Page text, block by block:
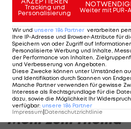
eingestanden.
Der legendäre Durchmarsch des
Wacker Tirol I #Zwarakonferenz
Zwarakonferenz
Mehr zum Thema
Tracking und
Personalisierung
Weiter mit PUR-
Wir und unsere 186 Partner verarbeiten
Ihre IP-Adresse und Browser-Attribute für
Speichern von oder Zugriff auf
Personalisierte Werbung und Inhalte,
der Performance von Inhalten,
und Verbesserung von Angeboten
Diese Zwecke können unter Umständen
und Identifikation durch Scannen von
Manche Partner verwenden für gewisse
Interesse als Rechtsgrundlage für die
dazu, sowie die Möglichkeit Ihr
verfügbar: unsere 186 Partner
Impressum|Datenschutzrichtlinie